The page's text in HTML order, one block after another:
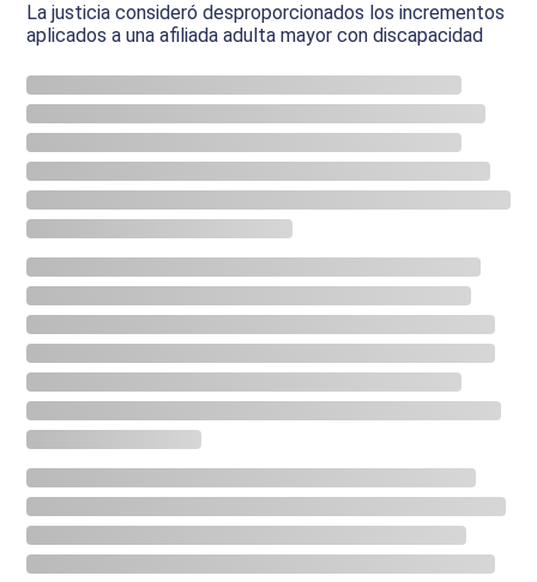
La justicia consideró desproporcionados los incrementos
aplicados a una afiliada adulta mayor con discapacidad